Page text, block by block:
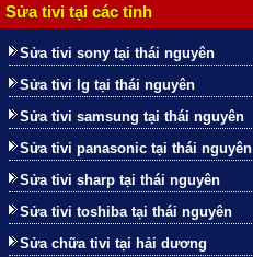
Sửa tivi tại các tỉnh
Sửa tivi sony tại thái nguyên
Sửa tivi lg tại thái nguyên
Sửa tivi samsung tại thái nguyên
Sửa tivi panasonic tại thái nguyên
Sửa tivi sharp tại thái nguyên
Sửa tivi toshiba tại thái nguyên
Sửa chữa tivi tại hải dương